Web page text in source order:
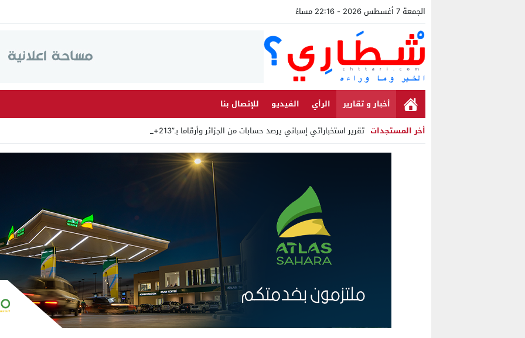
الجمعة 7 أغسطس 2026 - 22:16 مساءً
أخبار و تقارير الرأي الفيديو
للإتصال بنا
أخر المستجدات تقرير استخباراتي إسباني يرصد حسابات من الجزائر وأرقاما بـ”213+” ضمن حملة رقمية منظمة ح_
Stop